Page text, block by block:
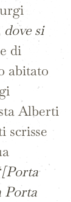
si
di
abitato
Alberti
scrisse
[Porta
Porta